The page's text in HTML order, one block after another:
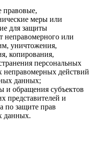
правовые,
меры или
для защиты
неправомерного или
уничтожения,
копирования,
персональных
неправомерных действий
данных;
и обращения субъектов
представителей и
по защите прав
данных.